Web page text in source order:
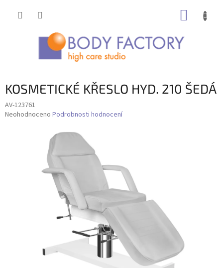
KOSMETICKÉ KŘESLO HYD. 210 ŠEDÁ
AV-123761
Průměrné
Neohodnoceno Podrobnosti hodnocení